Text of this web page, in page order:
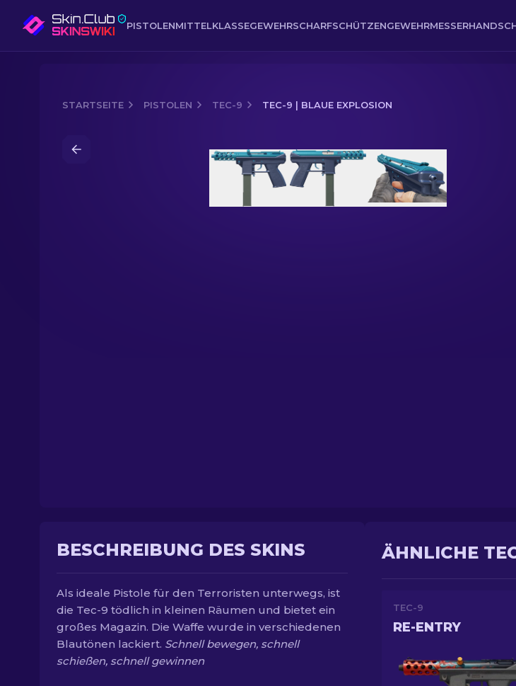
PISTOLENMITTELKLASSEGEWEHRSCHARFSCHÜTZENGEWEHRMESSER
STARTSEITE PISTOLEN TEC-9 TEC-9 | BLAUE EXPLOSION
Tec-9 | Blaue Explosion
BESCHREIBUNG DES SKINS
Als ideale Pistole für den Terroristen unterwegs, ist
die Tec-9 tödlich in kleinen Räumen und bietet ein
großes Magazin. Die Waffe wurde in verschiedenen
Blautönen lackiert. Schnell bewegen, schnell
schießen, schnell gewinnen
ÄHNLICHE
TEC-9
RE-ENTRY